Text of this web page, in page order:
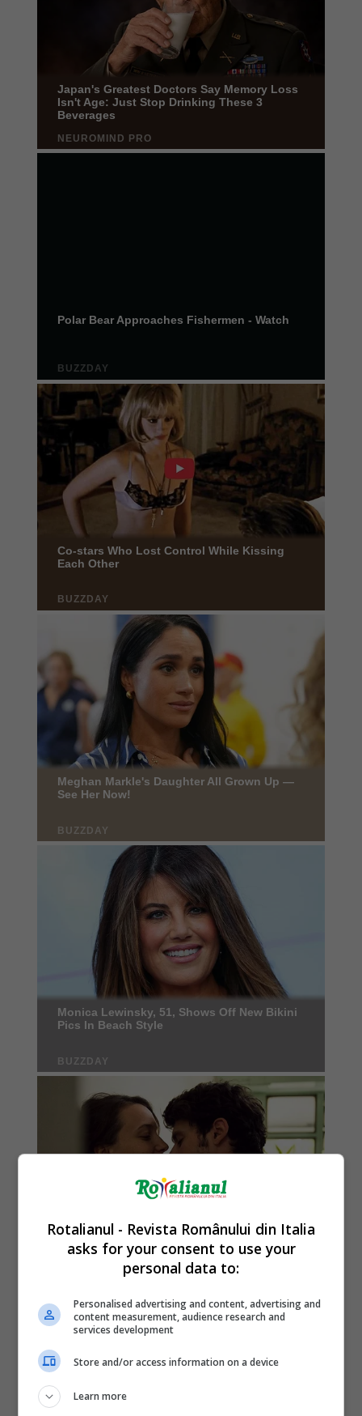
Rotalianul - Revista Românului din Italia
asks for your consent to use your
personal data to:
Personalised advertising and content, advertising and
content measurement, audience research and
services development
Store and/or access information on a device
Learn more